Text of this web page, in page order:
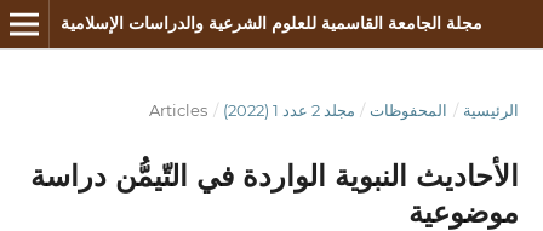
مجلة الجامعة القاسمية للعلوم الشرعية والدراسات الإسلامية
الرئيسية / المحفوظات / مجلد 2 عدد 1 (2022) /
Articles
الأحاديث النبوية الواردة في التّيمُّن دراسة
موضوعية